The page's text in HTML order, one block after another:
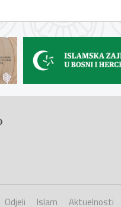
Odjeli Islam Aktuelnosti